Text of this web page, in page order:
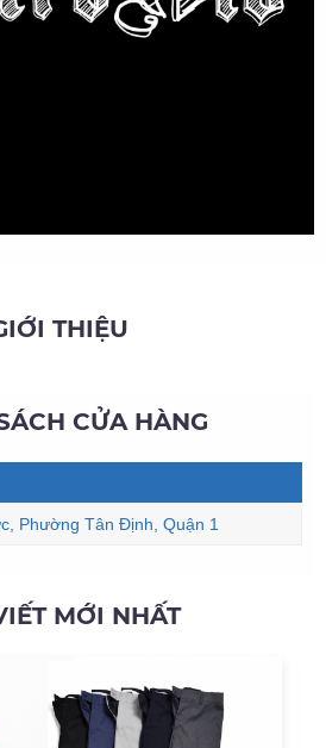
THIỆU
CỬA HÀNG
Phường Tân Định, Quận 1
MỚI NHẤT